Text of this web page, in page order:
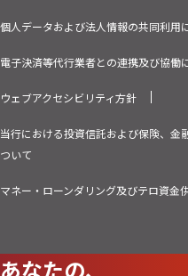
あなたの、
個人データおよび法人情報の共同利用
電子決済等代行業者との連携及び協働
ウェブアクセシビリティ方針
当行における投資信託および保険、金
ついて
マネー・ローンダリング及びテロ資金